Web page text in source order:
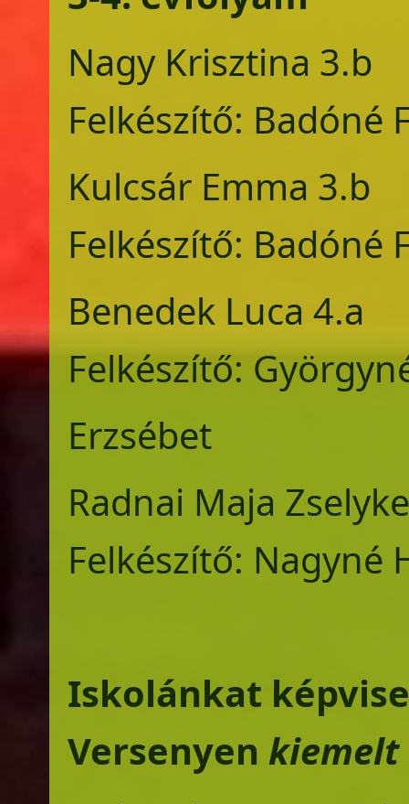
Nagy
Felkészítő: Badóné
Kulcsár
Felkészítő: Badóné
Benedek
Felkészítő:
Erzsébet
Radnai Maja
Felkészítő: Nagyné
Iskolánkat
Versenyen kiemelt